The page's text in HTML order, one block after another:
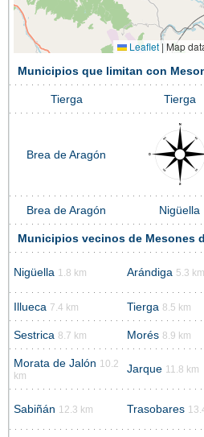
Leaflet | Map
Municipios que limitan con
Tierga Tierga
Brea de Aragón
Brea de Aragón Nigüella
Municipios vecinos de Mesones
Nigüella 1.8 km Arándiga 5.3 km
Illueca 7.4 km Tierga 8.5 km
Sestrica 8.7 km Morés 8.9 km
Morata de Jalón 10.2
km
Jarque 11.8 km
Sabiñán 12.3 km Trasobares